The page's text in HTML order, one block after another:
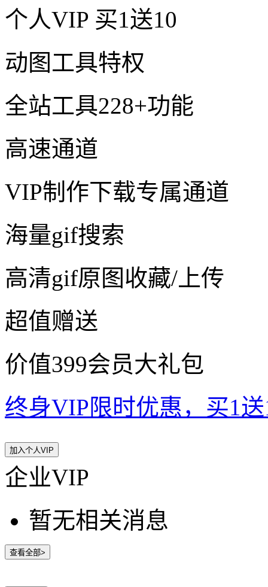
个人VIP 买1送10
动图工具特权
全站工具228+功能
高速通道
VIP制作下载专属通道
海量gif搜索
高清gif原图收藏/上传
超值赠送
价值399会员大礼包
终身VIP限时优惠，买1
加入个人VIP
企业VIP
暂无相关消息
查看全部>